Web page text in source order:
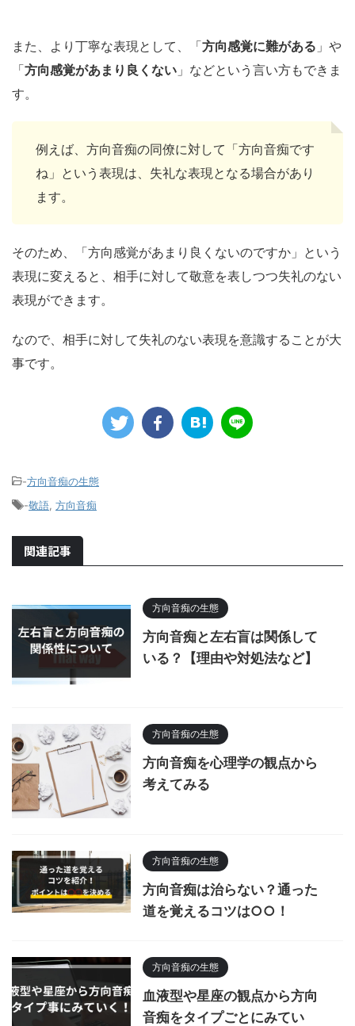
また、より丁寧な表現として、「方向感覚に難がある 」や
「方向感覚があまり良くない 」などという言い方もできま
す。
例えば、方向音痴の同僚に対して「方向音痴です
ね」という表現は、失礼な表現となる場合があり
ます。
そのため、「方向感覚があまり良くないのですか」という
表現に変えると、相手に対して敬意を表しつつ失礼のない
表現ができます。
なので、相手に対して失礼のない表現を意識することが大
事です。
-方向音痴の生態
-敬語, 方向音痴
関連記事
方向音痴の生態
方向音痴と左右盲は関係して
いる？【理由や対処法など】
方向音痴の生態
方向音痴を心理学の観点から
考えてみる
方向音痴の生態
方向音痴は治らない？通った
道を覚えるコツは○○！
方向音痴の生態
血液型や星座の観点から方向
音痴をタイプごとにみてい